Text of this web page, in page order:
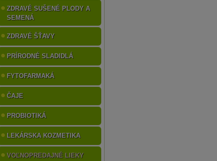
ZDRAVÉ SUŠENÉ PLODY A
SEMENÁ
ZDRAVÉ ŠŤAVY
PRÍRODNÉ SLADIDLÁ
FYTOFARMAKÁ
ČAJE
PROBIOTIKÁ
LEKÁRSKA KOZMETIKA
VOĽNOPREDAJNÉ LIEKY